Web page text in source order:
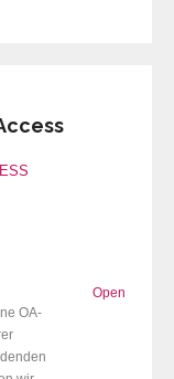
OA-
Open